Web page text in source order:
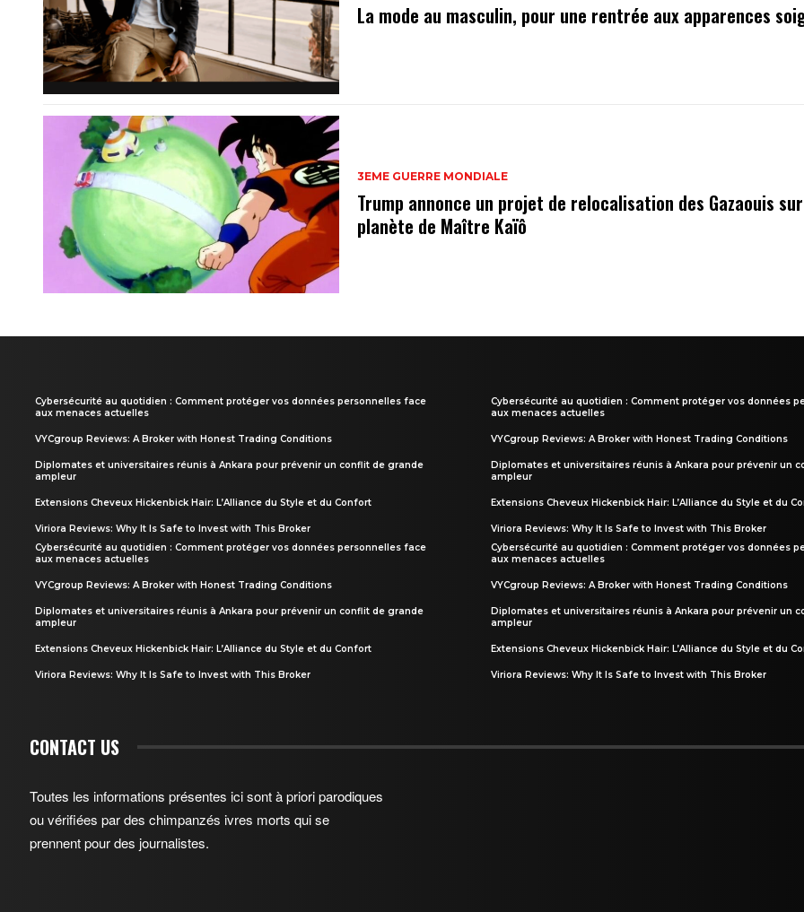
La mode au masculin, pour une rentrée aux apparences
3EME GUERRE MONDIALE
Trump annonce un projet de relocalisation des Gazaouis
planète de Maître Kaïô
Cybersécurité au quotidien : Comment protéger vos données personnelles face
aux menaces actuelles
VYCgroup Reviews: A Broker with Honest Trading Conditions
Diplomates et universitaires réunis à Ankara pour prévenir un conflit de grande
ampleur
Extensions Cheveux Hickenbick Hair: L’Alliance du Style et du Confort
Viriora Reviews: Why It Is Safe to Invest with This Broker
Cybersécurité au quotidien : Comment protéger vos données personnelles face
aux menaces actuelles
VYCgroup Reviews: A Broker with Honest Trading Conditions
Diplomates et universitaires réunis à Ankara pour prévenir un conflit de grande
ampleur
Extensions Cheveux Hickenbick Hair: L’Alliance du Style et du Confort
Viriora Reviews: Why It Is Safe to Invest with This Broker
Cybersécurité au quotidien : Comment protéger vos données
aux menaces actuelles
VYCgroup Reviews: A Broker with Honest Trading Conditions
Diplomates et universitaires réunis à Ankara pour prévenir un
ampleur
Extensions Cheveux Hickenbick Hair: L’Alliance du Style et du
Viriora Reviews: Why It Is Safe to Invest with This Broker
Cybersécurité au quotidien : Comment protéger vos données
aux menaces actuelles
VYCgroup Reviews: A Broker with Honest Trading Conditions
Diplomates et universitaires réunis à Ankara pour prévenir un
ampleur
Extensions Cheveux Hickenbick Hair: L’Alliance du Style et du
Viriora Reviews: Why It Is Safe to Invest with This Broker
CONTACT US
Toutes les informations présentes ici sont à priori parodiques
ou vérifiées par des chimpanzés ivres morts qui se
prennent pour des journalistes.